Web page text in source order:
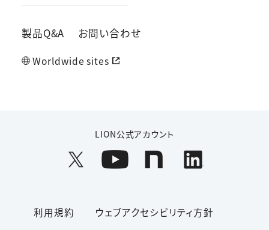
製品Q&A お問い合わせ
Worldwide sites
LION公式アカウント
利用規約
ウェブアクセシビリティ方針